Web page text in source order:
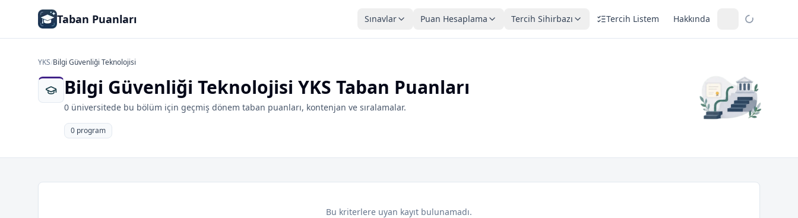
Taban Puanları Sınavlar Puan Hesaplama Tercih Sihirbazı Tercih Listem Hakkında
YKS/Bilgi Güvenliği Teknolojisi
Bilgi Güvenliği Teknolojisi YKS Taban Puanları
0 üniversitede bu bölüm için geçmiş dönem taban puanları, kontenjan ve sıralamalar.
0 program
Bu kriterlere uyan kayıt bulunamadı.